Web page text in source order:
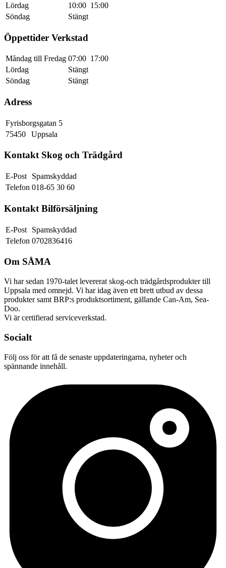
Lördag
10:00 15:00
Söndag
Stängt
Öppettider Verkstad
Måndag till Fredag 07:00 17:00
Lördag
Stängt
Söndag
Stängt
Adress
Fyrisborgsgatan 5
75450
Uppsala
Kontakt Skog och Trädgård
E-Post
Spamskyddad
Telefon 018-65 30 60
Kontakt Bilförsäljning
E-Post
Spamskyddad
Telefon 0702836416
Om SÅMA
Vi har sedan 1970-talet levererat skog-och trädgårdsprodukter till
Uppsala med omnejd. Vi har idag även ett brett utbud av dessa
produkter samt BRP:s produktsortiment, gällande Can-Am, Sea-
Doo.
Vi är certifierad serviceverkstad.
Socialt
Följ oss för att få de senaste uppdateringarna, nyheter och
spännande innehåll.